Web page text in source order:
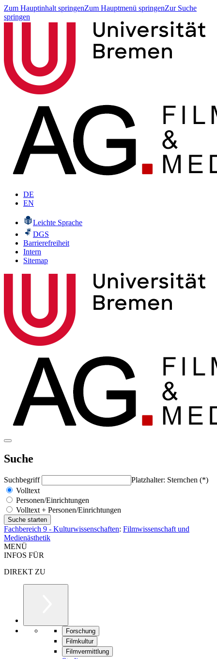
Zum Hauptinhalt springenZum Hauptmenü springenZur Suche
springen
DE
EN
Leichte Sprache
DGS
Barrierefreiheit
Intern
Sitemap
Suche
Suchbegriff
Platzhalter: Sternchen (*)
Volltext
Personen/Einrichtungen
Volltext + Personen/Einrichtungen
Fachbereich 9 - Kulturwissenschaften: Filmwissenschaft und
Medienästhetik
MENÜ
INFOS FÜR
DIREKT ZU
Forschung
Filmkultur
Filmvermittlung